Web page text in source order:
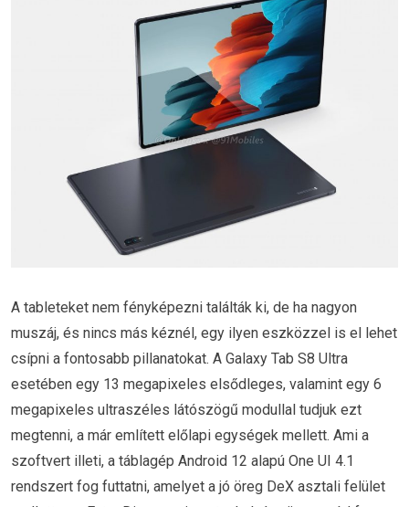
A tableteket nem fényképezni találták ki, de ha nagyon
muszáj, és nincs más kéznél, egy ilyen eszközzel is el lehet
csípni a fontosabb pillanatokat. A Galaxy Tab S8 Ultra
esetében egy 13 megapixeles elsődleges, valamint egy 6
megapixeles ultraszéles látószögű modullal tudjuk ezt
megtenni, a már említett előlapi egységek mellett. Ami a
szoftvert illeti, a táblagép Android 12 alapú One UI 4.1
rendszert fog futtatni, amelyet a jó öreg DeX asztali felület